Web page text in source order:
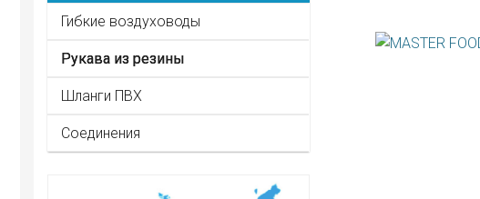
Гибкие воздуховоды
Рукава из резины
Шланги ПВХ
Соединения